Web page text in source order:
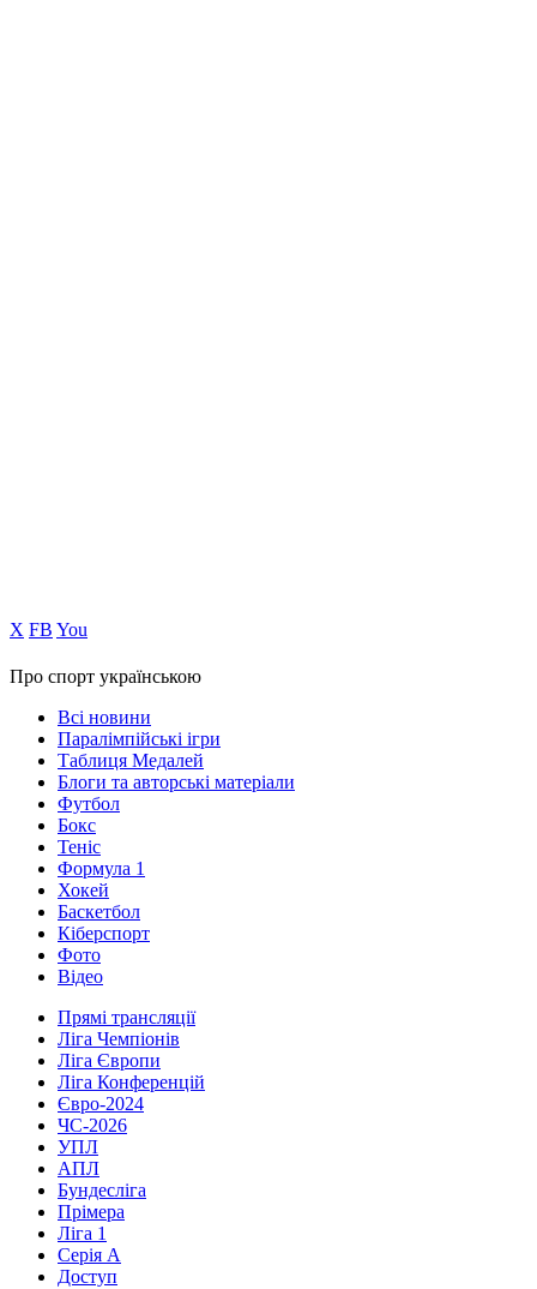
Х FB You
Про спорт українською
Всі новини
Паралімпійські ігри
Таблиця Медалей
Блоги та авторські матеріали
Футбол
Бокс
Теніс
Формула 1
Хокей
Баскетбол
Кіберспорт
Фото
Відео
Прямі трансляції
Ліга Чемпіонів
Ліга Європи
Ліга Конференцій
Євро-2024
ЧС-2026
УПЛ
АПЛ
Бундесліга
Прімера
Ліга 1
Серія А
Доступ